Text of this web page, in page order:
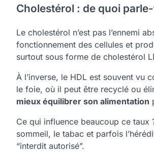
Cholestérol : de quoi
Le cholestérol n’est pas l’ennemi
fonctionnement des cellules et
surtout sous forme de cholestérol
À l’inverse, le HDL est souvent vu
le foie, où il peut être recyclé ou
mieux équilibrer son alimentation
Ce qui influence beaucoup ce taux
sommeil, le tabac et parfois
“interdit autorisé”.